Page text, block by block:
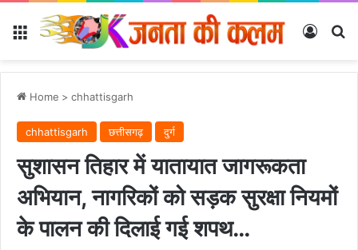
Menu Log In
Home > chhattisgarh
chhattisgarh छत्तीसगढ़ दुर्ग
सुशासन तिहार में यातायात जागरूकता
अभियान, नागरिकों को सड़क सुरक्षा नियमों
के पालन की दिलाई गई शपथ…